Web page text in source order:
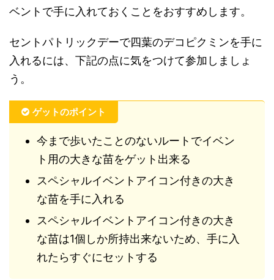
ベントで手に入れておくことをおすすめします。
セントパトリックデーで四葉のデコピクミンを手に
入れるには、下記の点に気をつけて参加しましょ
う。
ゲットのポイント
今まで歩いたことのないルートでイベン
ト用の大きな苗をゲット出来る
スペシャルイベントアイコン付きの大き
な苗を手に入れる
スペシャルイベントアイコン付きの大き
な苗は1個しか所持出来ないため、手に入
れたらすぐにセットする